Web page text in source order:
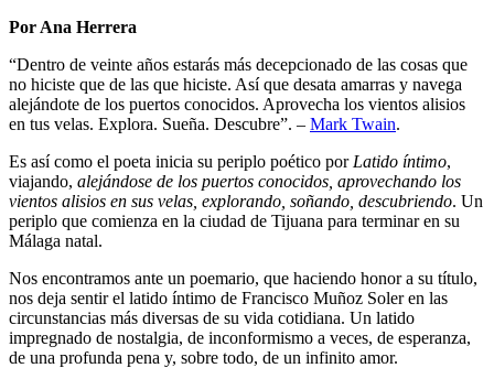
Por Ana Herrera
“Dentro de veinte años estarás más decepcionado de las cosas que
no hiciste que de las que hiciste. Así que desata amarras y navega
alejándote de los puertos conocidos. Aprovecha los vientos alisios
en tus velas. Explora. Sueña. Descubre”. – Mark Twain.
Es así como el poeta inicia su periplo poético por Latido íntimo,
viajando, alejándose de los puertos conocidos, aprovechando los
vientos alisios en sus velas, explorando, soñando, descubriendo. Un
periplo que comienza en la ciudad de Tijuana para terminar en su
Málaga natal.
Nos encontramos ante un poemario, que haciendo honor a su título,
nos deja sentir el latido íntimo de Francisco Muñoz Soler en las
circunstancias más diversas de su vida cotidiana. Un latido
impregnado de nostalgia, de inconformismo a veces, de esperanza,
de una profunda pena y, sobre todo, de un infinito amor.